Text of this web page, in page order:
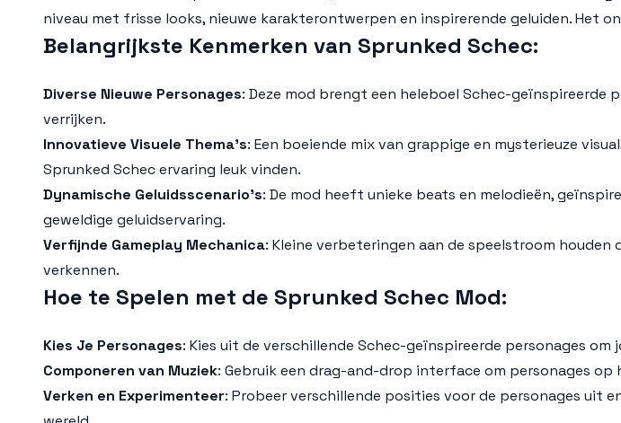
niveau met frisse looks, nieuwe karakterontwerpen en inspirerende geluiden. Het
Belangrijkste Kenmerken van Sprunked Schec:
Diverse Nieuwe Personages: Deze mod brengt een heleboel Schec-geïnspireerde
verrijken.
Innovatieve Visuele Thema's: Een boeiende mix van grappige en mysterieuze
Sprunked Schec ervaring leuk vinden.
Dynamische Geluidsscenario's: De mod heeft unieke beats en melodieën,
geweldige geluidservaring.
Verfijnde Gameplay Mechanica: Kleine verbeteringen aan de speelstroom
verkennen.
Hoe te Spelen met de Sprunked Schec Mod:
Kies Je Personages: Kies uit de verschillende Schec-geïnspireerde personages
Componeren van Muziek: Gebruik een drag-and-drop interface om personages
Verken en Experimenteer: Probeer verschillende posities voor de personages uit